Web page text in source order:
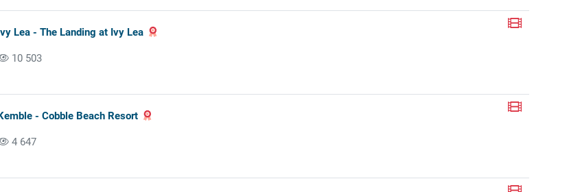
Lea - The Landing at Ivy Lea
10 503
- Cobble Beach Resort
4 647